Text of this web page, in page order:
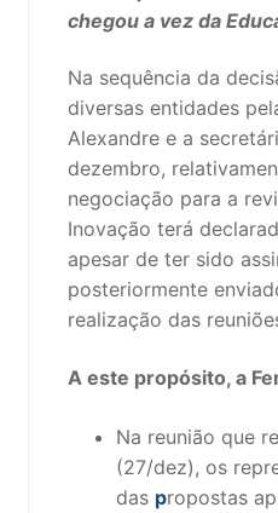
sindicalização
Legislação
Sectores
PRÉ-ESCOLAR
1º CICLO
2º/3º CEB / SECUNDÁRIO
ENSINO ARTÍSTICO
EDUCAÇÃO ESPECIAL
PARTICULAR / IPSS /
chegou a vez da
Na sequência da
diversas entidades
Alexandre e a
dezembro,
negociação para a
Inovação terá
apesar de ter sido
posteriormente
realização das
A este propósito, a
Na reunião que
(27/dez), os
das propostas